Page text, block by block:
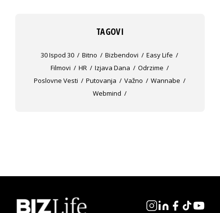
TAGOVI
30 Ispod 30 Bitno Bizbendovi
Easy Life
Filmovi
HR Izjava Dana
Odrzime
Poslovne Vesti
Putovanja Važno
Wannabe
Webmind